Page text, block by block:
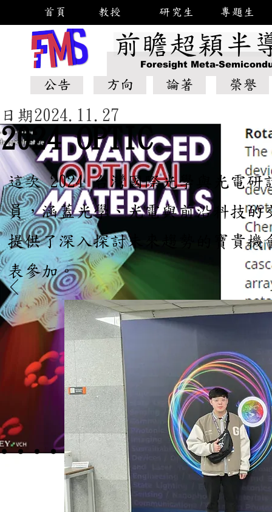
首頁 教授 研究生 專題生
公告
Foresight Meta-
前瞻超穎半
方向 論著 榮譽
這次 2024 台灣國際光學與光電研
員，涵蓋光學、光電與前沿科技
提供了深入探討未來趨勢的寶貴
表參加。
2024 OPTIC
日期2024.11.27